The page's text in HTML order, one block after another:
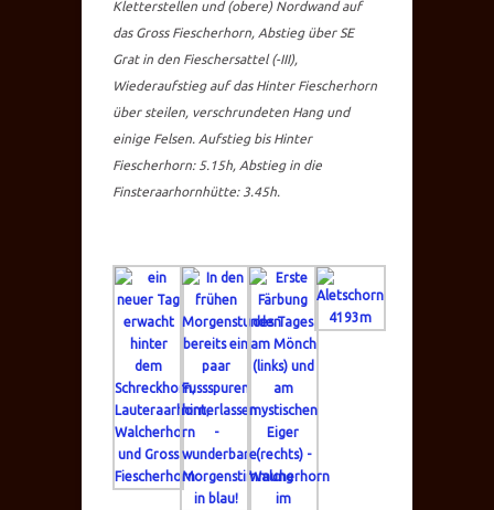
Kletterstellen und (obere) Nordwand auf
das Gross Fiescherhorn, Abstieg über SE
Grat in den Fieschersattel (-III),
Wiederaufstieg auf das Hinter Fiescherhorn
über steilen, verschrundeten Hang und
einige Felsen. Aufstieg bis Hinter
Fiescherhorn: 5.15h, Abstieg in die
Finsteraarhornhütte: 3.45h.